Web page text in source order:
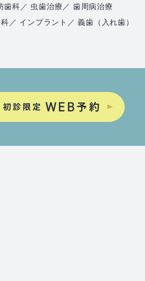
歯科／ 虫歯治療／ 歯周病治療
／ インプラント ／ 義歯（入れ歯）